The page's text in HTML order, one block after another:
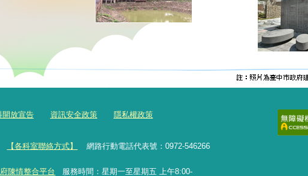
開放宣告 資訊安全政策 隱私權政策
【各科室聯絡方式】
網路行動電話代表號：0972-546266
陳情整合平台 服務時間：星期一至星期五 上午8:00-